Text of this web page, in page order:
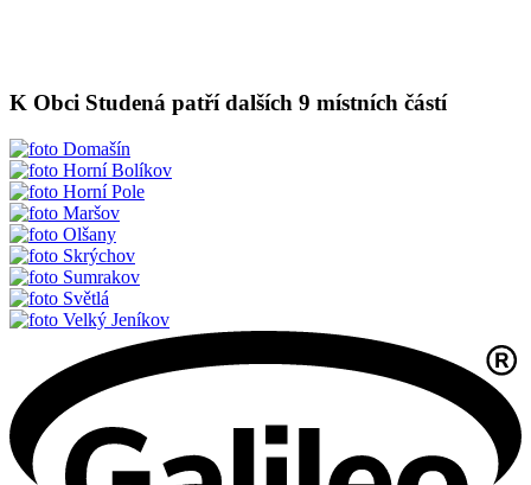
K Obci Studená patří dalších 9 místních částí
Domašín
Horní Bolíkov
Horní Pole
Maršov
Olšany
Skrýchov
Sumrakov
Světlá
Velký Jeníkov